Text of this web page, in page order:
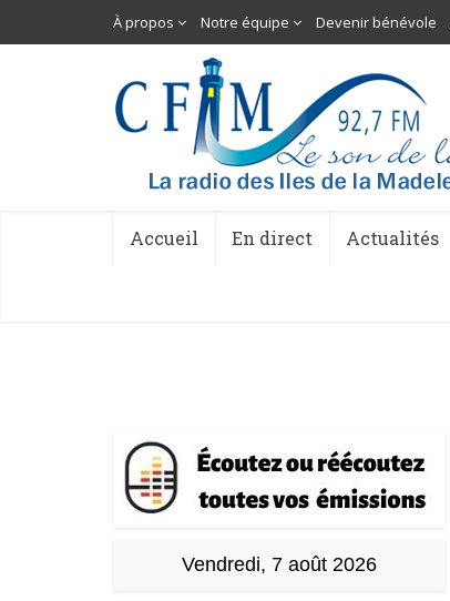
À propos Notre équipe Devenir bénévole
Accueil En direct Actualités
Vendredi, 7 août 2026